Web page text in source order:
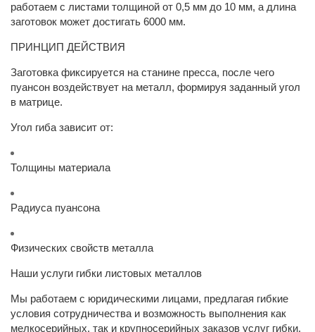
работаем с листами толщиной от 0,5 мм до 10 мм, а длина
заготовок может достигать 6000 мм.
ПРИНЦИП ДЕЙСТВИЯ
Заготовка фиксируется на станине пресса, после чего
пуансон воздействует на металл, формируя заданный угол
в матрице.
Угол гиба зависит от:
Толщины материала
Радиуса пуансона
Физических свойств металла
Наши услуги гибки листовых металлов
Мы работаем с юридическими лицами, предлагая гибкие
условия сотрудничества и возможность выполнения как
мелкосерийных, так и крупносерийных заказов услуг гибки.